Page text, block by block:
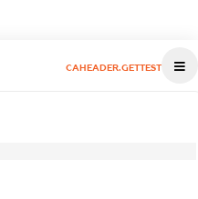
CAHEADER.GETTEST